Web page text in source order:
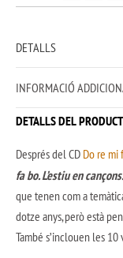
DETALLS
INFORMACIÓ
DETALLS DEL
Després del CD Do re mi
fa bo. L’estiu en cançons.
que tenen com a
dotze anys, però està
També s’inclouen les